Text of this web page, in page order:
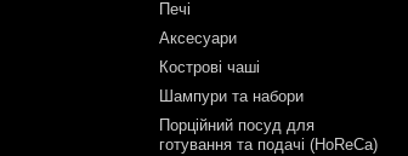
Печі
Аксесуари
Кострові чаші
Шампури та набори
Порційний посуд для
готування та подачі (HoReCa)